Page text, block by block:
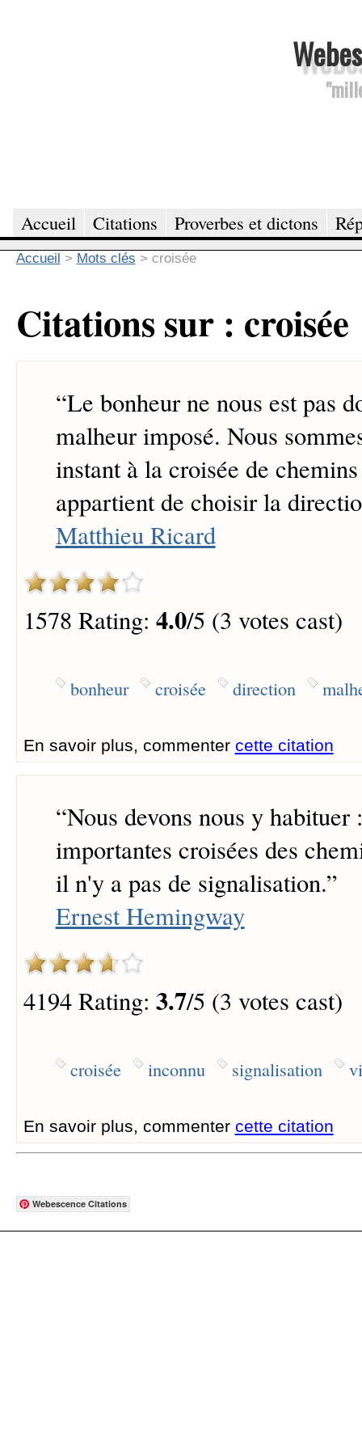
Accueil Citations Proverbes et dictons
Accueil > Mots clés > croisée
Citations sur : croisée
“Le bonheur ne nous est pas
malheur imposé. Nous
instant à la croisée de
appartient de choisir la
Matthieu Ricard
1578 Rating: 4.0/5 (3 votes cast)
bonheur croisée direction
En savoir plus, commenter cette citation
“Nous devons nous y habituer
importantes croisées des
il n'y a pas de signalisation.”
Ernest Hemingway
4194 Rating: 3.7/5 (3 votes cast)
croisée inconnu signalisation
En savoir plus, commenter cette citation
Webescence Citations